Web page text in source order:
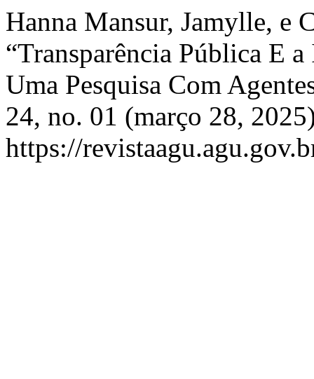
Hanna Mansur, Jamylle, e
“Transparência Pública E
Uma Pesquisa Com
24, no. 01 (março 28,
https://